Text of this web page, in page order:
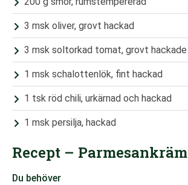
3 msk oliver, grovt hackad
3 msk soltorkad tomat, grovt hackade
1 msk schalottenlök, fint hackad
1 tsk röd chili, urkärnad och hackad
1 msk persilja, hackad
Recept – Parmesankräm
Du behöver